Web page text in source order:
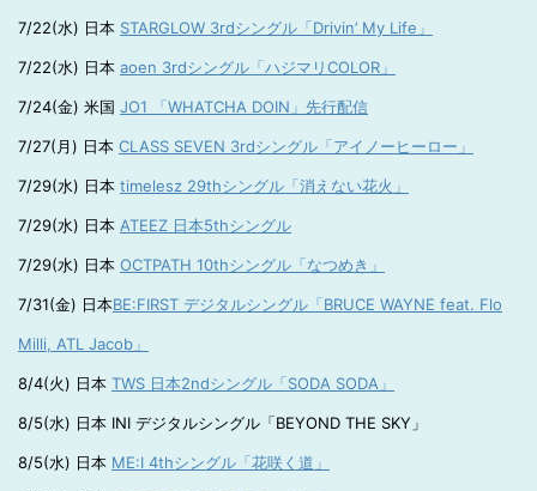
7/22(水) 日本 STARGLOW 3rdシングル「Drivin’ My Life」
7/22(水) 日本 aoen 3rdシングル「ハジマリCOLOR」
7/24(金) 米国 JO1 「WHATCHA DOIN」先行配信
7/27(月) 日本 CLASS SEVEN 3rdシングル「アイノーヒーロー」
7/29(水) 日本 timelesz 29thシングル「消えない花火」
7/29(水) 日本 ATEEZ 日本5thシングル
7/29(水) 日本 OCTPATH 10thシングル「なつめき」
7/31(金) 日本BE:FIRST デジタルシングル「BRUCE WAYNE feat. Flo
Milli, ATL Jacob」
8/4(火) 日本 TWS 日本2ndシングル「SODA SODA」
8/5(水) 日本 INI デジタルシングル「BEYOND THE SKY」
8/5(水) 日本 ME:I 4thシングル「花咲く道」